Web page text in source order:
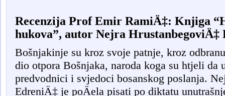
Recenzija Prof Emir RamiÄ‡: Knjiga
hukova”, autor Nejra HrustanbegoviÄ‡
Bošnjakinje su kroz svoje patnje, kroz
dio otpora Bošnjaka, naroda koga su htjeli da
predvodnici i svjedoci bosanskog poslanja.
EdreniÄ‡ je poÄela pisati po diktatu